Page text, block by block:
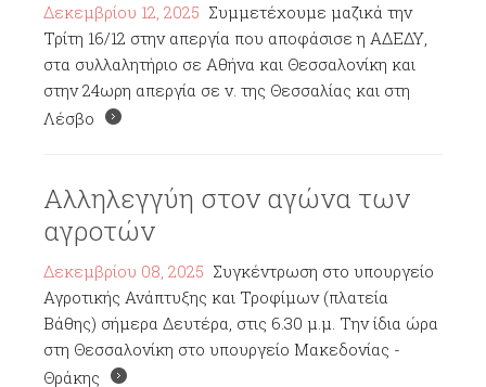
Δεκεμβρίου 12, 2025 Συμμετέχουμε μαζικά την
Τρίτη 16/12 στην απεργία που αποφάσισε η ΑΔΕΔΥ,
στα συλλαλητήριο σε Αθήνα και Θεσσαλονίκη και
στην 24ωρη απεργία σε ν. της Θεσσαλίας και στη
Λέσβο
Αλληλεγγύη στον αγώνα των
αγροτών
Δεκεμβρίου 08, 2025 Συγκέντρωση στο υπουργείο
Αγροτικής Ανάπτυξης και Τροφίμων (πλατεία
Βάθης) σήμερα Δευτέρα, στις 6.30 μ.μ. Την ίδια ώρα
στη Θεσσαλονίκη στο υπουργείο Μακεδονίας -
Θράκης